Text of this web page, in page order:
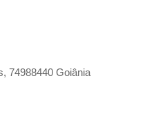
74988440 Goiânia